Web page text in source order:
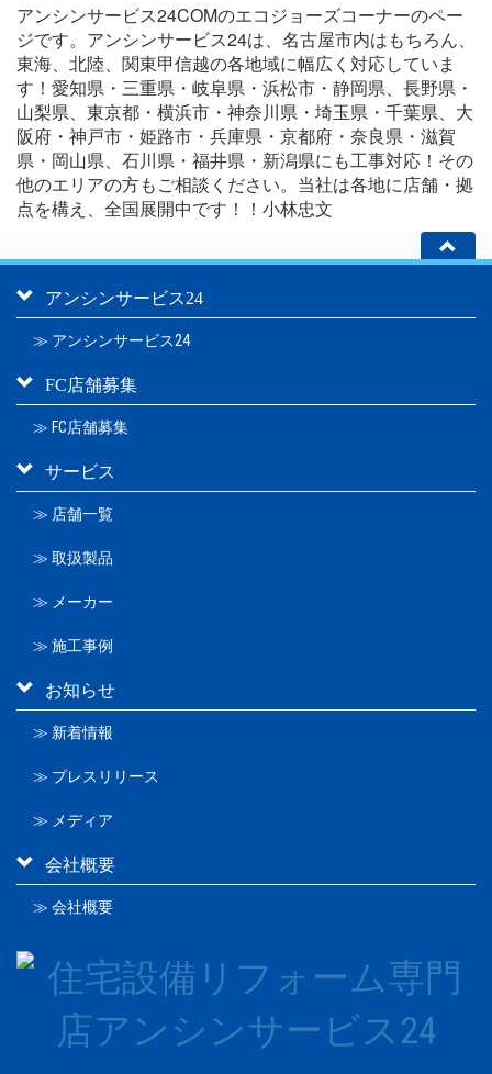
アンシンサービス24COMのエコジョーズコーナーのペー
ジです。アンシンサービス24は、名古屋市内はもちろん、
東海、北陸、関東甲信越の各地域に幅広く対応していま
す！愛知県・三重県・岐阜県・浜松市・静岡県、長野県・
山梨県、東京都・横浜市・神奈川県・埼玉県・千葉県、大
阪府・神戸市・姫路市・兵庫県・京都府・奈良県・滋賀
県・岡山県、石川県・福井県・新潟県にも工事対応！その
他のエリアの方もご相談ください。当社は各地に店舗・拠
点を構え、全国展開中です！！小林忠文
アンシンサービス24
≫ アンシンサービス24
FC店舗募集
≫ FC店舗募集
サービス
≫ 店舗一覧
≫ 取扱製品
≫ メーカー
≫ 施工事例
お知らせ
≫ 新着情報
≫ プレスリリース
≫ メディア
会社概要
≫ 会社概要